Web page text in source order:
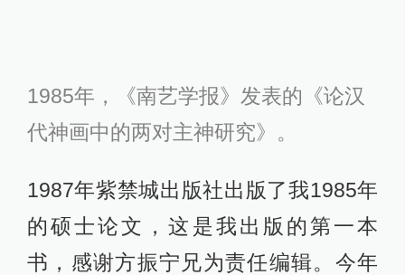
1985年，《南艺学报》发表的《论汉
代神画中的两对主神研究》。
1987年紫禁城出版社出版了我1985年
的硕士论文，这是我出版的第一本
书，感谢方振宁兄为责任编辑。今年